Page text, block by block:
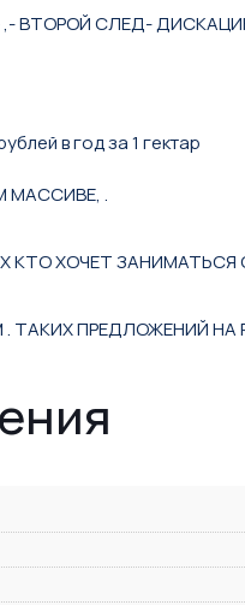
BTОPOЙ СЛEД-
в год за 1 гектар
МАССИВЕ, .
КТО ХОЧЕТ
ПРЕДЛОЖЕНИЙ НА